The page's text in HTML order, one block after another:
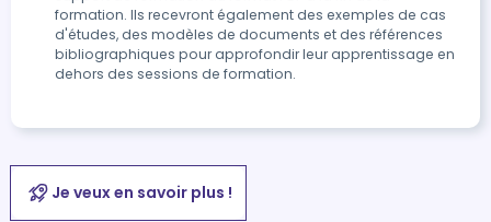
formation. Ils recevront également des exemples de cas
d'études, des modèles de documents et des références
bibliographiques pour approfondir leur apprentissage en
dehors des sessions de formation.
Je veux en savoir plus !